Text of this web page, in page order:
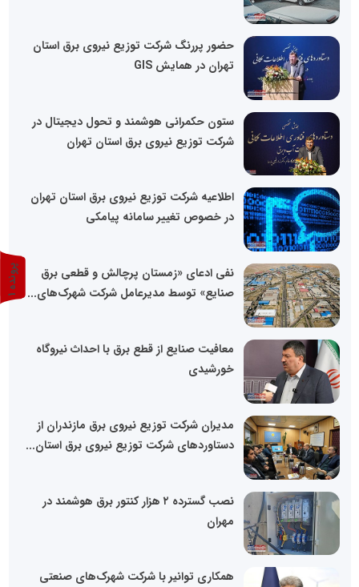
حضور پررنگ شرکت توزیع نیروی برق استان
تهران در همایش GIS
ستون حکمرانی هوشمند و تحول دیجیتال در
شرکت توزیع نیروی برق استان تهران
اطلاعیه شرکت توزیع نیروی برق استان تهران
در خصوص تغییر سامانه پیامکی
نفی ادعای «زمستان پرچالش و قطعی برق
صنایع» توسط مدیرعامل شرکت شهرک‌های...
معافیت صنایع از قطع برق با احداث نیروگاه
خورشیدی
مدیران شرکت توزیع نیروی برق مازندران از
دستاوردهای شرکت توزیع نیروی برق استان...
نصب گسترده ۲ هزار کنتور برق هوشمند در
مهران
همکاری توانیر با شرکت شهرک‌های صنعتی
پ
ر
و
ن
د
ه
1